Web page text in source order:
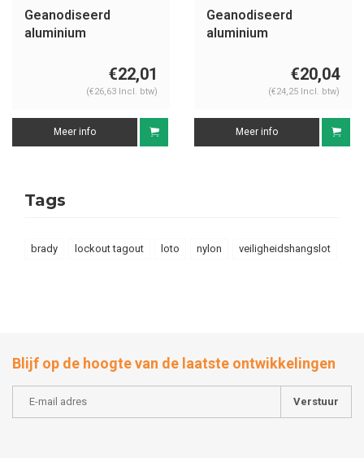
Geanodiseerd
aluminium
rood 72IB/30 ROT€22,01
(€26,63 Incl. btw)
Meer info
Geanodiseerd
aluminium
rood 72/30 ROT€20,04
(€24,25 Incl. btw)
Meer info
Tags
brady lockout tagout loto nylon veiligheidshangslot
Blijf op de hoogte van de laatste ontwikkelingen
Verstuur